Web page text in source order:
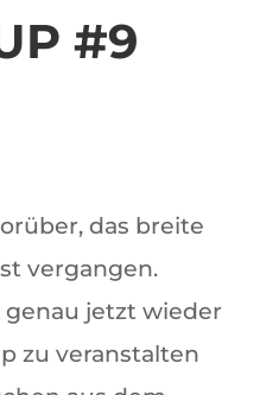
#9
das breite
vergangen.
jetzt wieder
zu veranstalten